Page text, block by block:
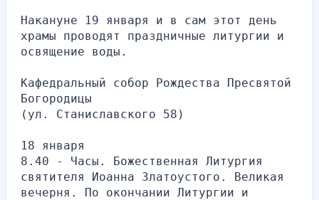
Накануне 19 января и в сам этот день
храмы проводят праздничные литургии и
освящение воды.
Кафедральный собор Рождества Пресвятой
Богородицы
(ул. Станиславского 58)
18 января
8.40 - Часы. Божественная Литургия
святителя Иоанна Златоустого. Великая
вечерня. По окончании Литургии и